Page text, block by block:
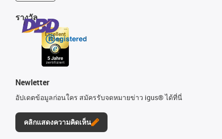
รางวัล
Newletter
อัปเดตข้อมูลก่อนใคร สมัครรับจดหมายข่าว igus® ได้ที่นี่
คลิกแสดงความคิดเห็น